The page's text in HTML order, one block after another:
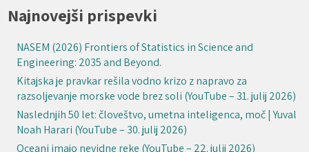
Najnovejši prispevki
NASEM (2026) Frontiers of Statistics in Science and
Engineering: 2035 and Beyond.
Kitajska je pravkar rešila vodno krizo z napravo za
razsoljevanje morske vode brez soli (YouTube – 31. julij 2026)
Naslednjih 50 let: človeštvo, umetna inteligenca, moč | Yuval
Noah Harari (YouTube – 30. julij 2026)
Oceani imajo nevidne reke (YouTube – 22. julij 2026)